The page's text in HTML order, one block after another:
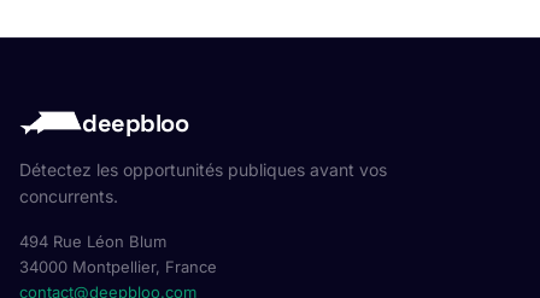
deepbloo
Détectez les opportunités publiques avant vos
concurrents.
494 Rue Léon Blum
34000 Montpellier, France
contact@deepbloo.com